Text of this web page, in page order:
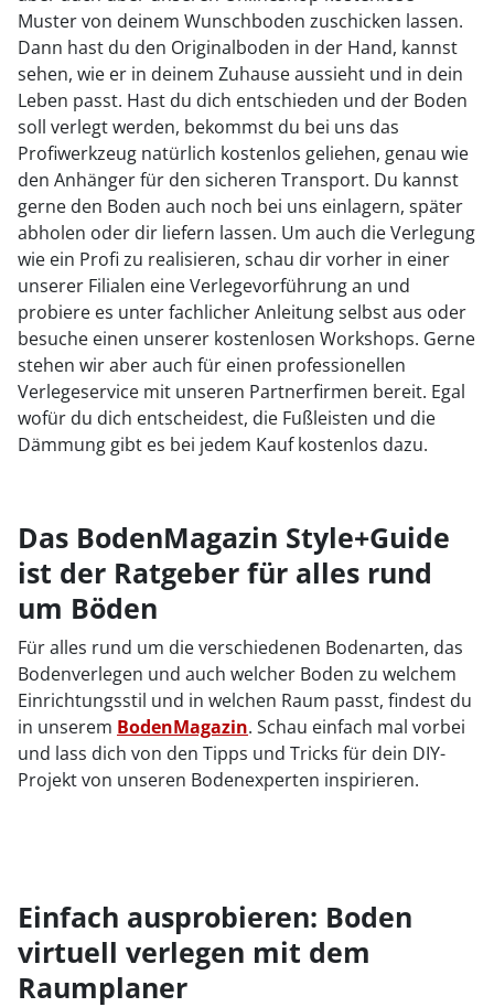
Muster von deinem Wunschboden zuschicken lassen.
Dann hast du den Originalboden in der Hand, kannst
sehen, wie er in deinem Zuhause aussieht und in dein
Leben passt. Hast du dich entschieden und der Boden
soll verlegt werden, bekommst du bei uns das
Profiwerkzeug natürlich kostenlos geliehen, genau wie
den Anhänger für den sicheren Transport. Du kannst
gerne den Boden auch noch bei uns einlagern, später
abholen oder dir liefern lassen. Um auch die Verlegung
wie ein Profi zu realisieren, schau dir vorher in einer
unserer Filialen eine Verlegevorführung an und
probiere es unter fachlicher Anleitung selbst aus oder
besuche einen unserer kostenlosen Workshops. Gerne
stehen wir aber auch für einen professionellen
Verlegeservice mit unseren Partnerfirmen bereit. Egal
wofür du dich entscheidest, die Fußleisten und die
Dämmung gibt es bei jedem Kauf kostenlos dazu.
Das BodenMagazin Style+Guide
ist der Ratgeber für alles rund
um Böden
Für alles rund um die verschiedenen Bodenarten, das
Bodenverlegen und auch welcher Boden zu welchem
Einrichtungsstil und in welchen Raum passt, findest du
in unserem BodenMagazin. Schau einfach mal vorbei
und lass dich von den Tipps und Tricks für dein DIY-
Projekt von unseren Bodenexperten inspirieren.
Einfach ausprobieren: Boden
virtuell verlegen mit dem
Raumplaner